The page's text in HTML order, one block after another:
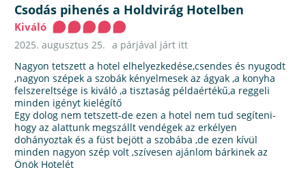
Csodás pihenés a Holdvirág Hotelben
Kiváló
2025. augusztus 25. a párjával járt itt
Nagyon tetszett a hotel elhelyezkedése,csendes és nyugodt
,nagyon szépek a szobák kényelmesek az ágyak ,a konyha
felszereltsége is kiváló ,a tisztaság példaértékű,a reggeli
minden igényt kielégítő
Egy dolog nem tetszett-de ezen a hotel nem tud segíteni-
hogy az alattunk megszállt vendégek az erkélyen
dohányoztak és a füst bejött a szobába ,de ezen kívül
minden nagyon szép volt ,szívesen ajánlom bárkinek az
Önök Hotelét